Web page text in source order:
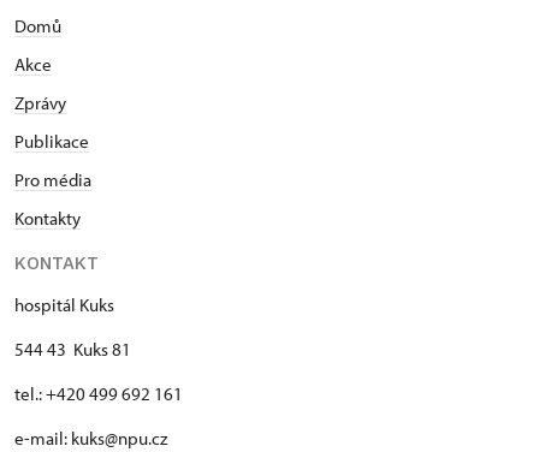
Domů
Akce
Zprávy
Publikace
Pro média
Kontakty
KONTAKT
hospitál Kuks
544 43 Kuks 81
tel.: +420 499 692 161
e-mail: kuks@npu.cz